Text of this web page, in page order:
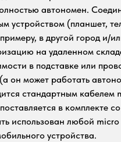
автономен.
устройством (планшет,
в другой город и/
на удаленном
в подставке или
он может работать
стандартным кабелем
в комплекте
использован любой micro
устройства.